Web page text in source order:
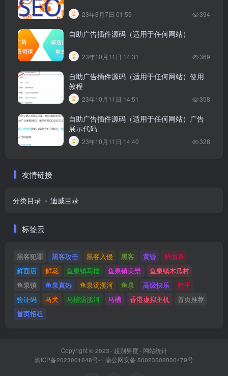
23年3月7日 01:59 394
自助广告插件源码（适用于任何网站）
23年10月11日 14:31 369
自助广告插件源码（适用于任何网站）使用
教程
23年10月11日 14:51 358
自助广告插件源码（适用于任何网站）广告
展示代码
23年10月11日 14:40 328
友情链接
分类目录 迪威目录
标签云
黑客犯罪 黑客攻击 黑客入侵 黑客 黄昏
鲜面条
鲜面店
鲜花 鱼泉镇马槽 鱼泉镇美景
鱼泉镇木瓜村
鱼泉镇
鱼泉真热 鱼泉汤溪河 鱼泉 高级快乐
骑手
验证码
马犬 马槽汤溪河 马槽 香港虚拟主机
首页推荐
首页招租
Copyright © 2023 · 超别界度· 网站统计
渝ICP备2023001648号-1 渝公网安备 50023502000479号